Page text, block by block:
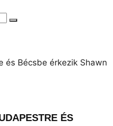
és Bécsbe érkezik Shawn
ÉS